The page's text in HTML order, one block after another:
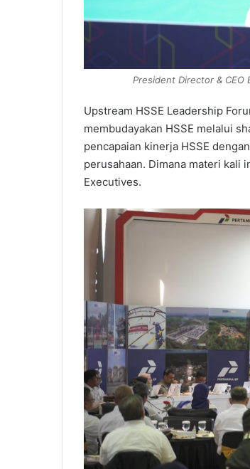
President Director & CEO
Upstream HSSE Leadership
membudayakan HSSE melalui
pencapaian kinerja HSSE
perusahaan. Dimana materi kali
Executives.